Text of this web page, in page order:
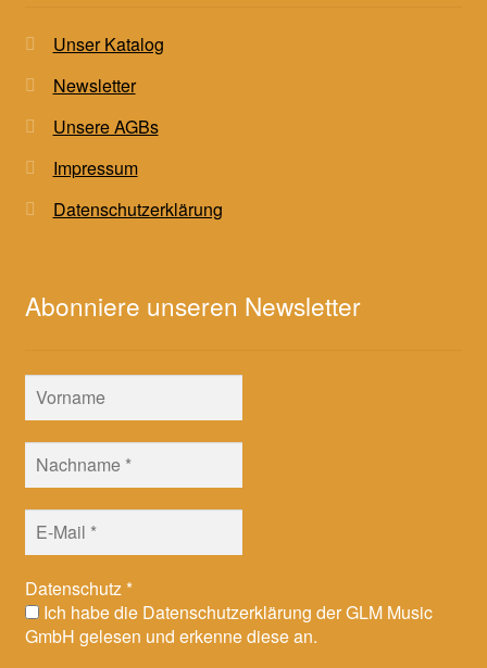
Unser Katalog
Newsletter
Unsere AGBs
Impressum
Datenschutzerklärung
Abonniere unseren Newsletter
Datenschutz*
Ich habe die Datenschutzerklärung der GLM Music
GmbH gelesen und erkenne diese an.